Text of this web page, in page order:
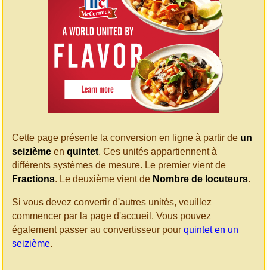
Cette page présente la conversion en ligne à partir de un
seizième en quintet. Ces unités appartiennent à
différents systèmes de mesure. Le premier vient de
Fractions. Le deuxième vient de Nombre de locuteurs.
Si vous devez convertir d'autres unités, veuillez
commencer par la page d'accueil. Vous pouvez
également passer au convertisseur pour quintet en un
seizième.